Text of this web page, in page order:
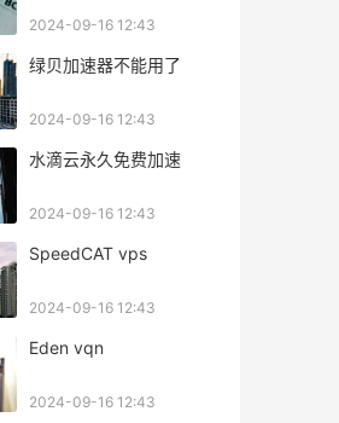
2024-09-16 12:43
绿贝加速器不能用了
2024-09-16 12:43
水滴云永久免费加速
2024-09-16 12:43
SpeedCAT vps
2024-09-16 12:43
Eden vqn
2024-09-16 12:43